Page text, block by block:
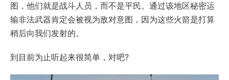
图，他们就是战斗人员，而不是平民。通过该地区秘密运
输非法武器肯定会被视为敌对意图，因为这些火箭是打算
稍后向我们发射的。
到目前为止听起来很简单，对吧?